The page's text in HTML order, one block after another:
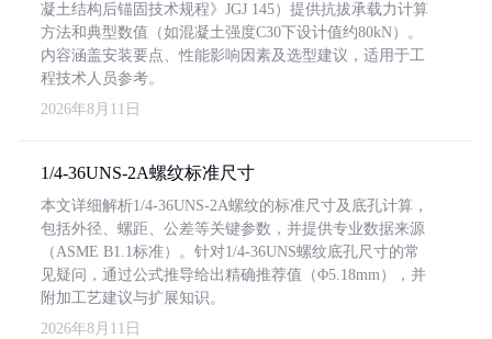
凝土结构后锚固技术规程》JGJ 145）提供抗拔承载力计算
方法和典型数值（如混凝土强度C30下设计值约80kN）。
内容涵盖安装要点、性能影响因素及选型建议，适用于工
程技术人员参考。
2026年8月11日
1/4-36UNS-2A螺纹标准尺寸
本文详细解析1/4-36UNS-2A螺纹的标准尺寸及底孔计算，
包括外径、螺距、公差等关键参数，并提供专业数据来源
（ASME B1.1标准）。针对1/4-36UNS螺纹底孔尺寸的常
见疑问，通过公式推导给出精确推荐值（Φ5.18mm），并
附加工艺建议与扩展知识。
2026年8月11日